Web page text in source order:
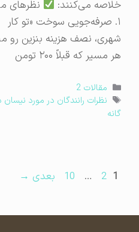
خلاصه می‌کنند:
نظرهای مثبت
۱. صرفه‌جویی سوخت «تو کار
شهری، نصف هزینه بنزین رو میدم.
هر مسیر که قبلاً ۲۰۰ تومن
دسته‌ها
مقالات 2
برچسب‌ها
نظرات رانندگان در مورد نیسان دو
برگه … برگه
10 بعدی→